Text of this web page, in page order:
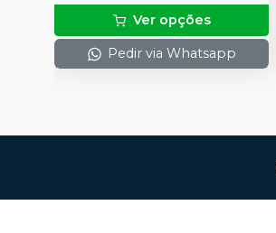
Ver opções
Pedir via Whatsapp